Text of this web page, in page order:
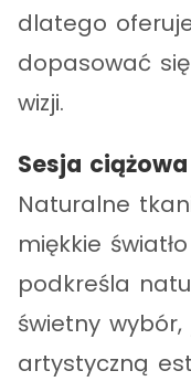
dlatego
dopasować
wizji.
Sesja
Naturalne
miękkie
podkreśla
świetny
artystyczną